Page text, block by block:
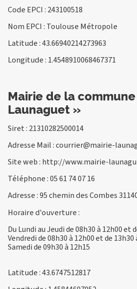
Code EPCI : 243100518
Nom EPCI : Toulouse Métropole
Latitude : 43.66940214273963
Longitude : 1.4548910068467371
Mairie de la
Launaguet »
Siret : 21310282500014
Adresse Mail :courrier@mairie-
Site web : http://www.mairie-
Téléphone :05 61 74 07 16
Adresse : 95 chemin des Combes
Horaire d'ouverture :
Du Lundi au Jeudi de 08h30 à 12h00 et
Vendredi de 08h30 à 12h00 et de 13h30
Samedi de 09h30 à 12h15
Latitude : 43.6747512817